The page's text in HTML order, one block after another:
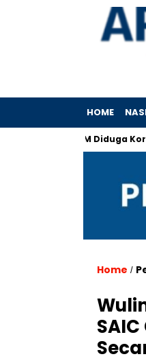
HOME
IIM Diduga Korupsi
Home /